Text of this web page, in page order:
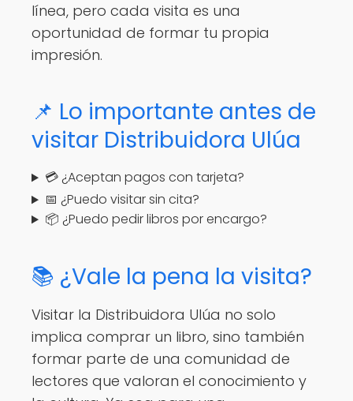
línea, pero cada visita es una
oportunidad de formar tu propia
impresión.
📌 Lo importante antes de
visitar Distribuidora Ulúa
💳 ¿Aceptan pagos con tarjeta?
📅 ¿Puedo visitar sin cita?
📦 ¿Puedo pedir libros por encargo?
📚 ¿Vale la pena la visita?
Visitar la Distribuidora Ulúa no solo
implica comprar un libro, sino también
formar parte de una comunidad de
lectores que valoran el conocimiento y